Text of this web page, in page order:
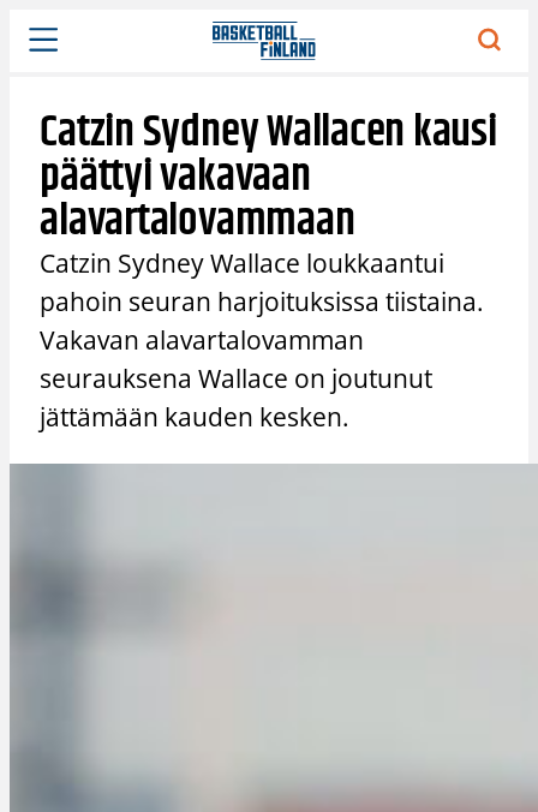
Siirry
sisältöön
Catzin Sydney Wallacen kausi
päättyi vakavaan
alavartalovammaan
Catzin Sydney Wallace loukkaantui
pahoin seuran harjoituksissa tiistaina.
Vakavan alavartalovamman
seurauksena Wallace on joutunut
jättämään kauden kesken.